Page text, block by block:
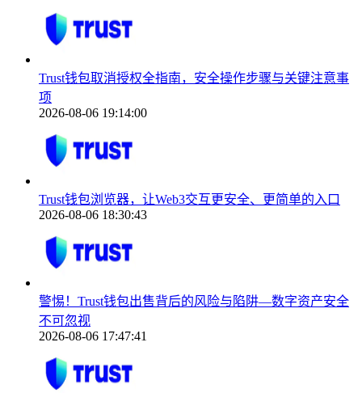
Trust钱包取消授权全指南，安全操作步骤与关键注意事
项
2026-08-06 19:14:00
Trust钱包浏览器，让Web3交互更安全、更简单的入口
2026-08-06 18:30:43
警惕！Trust钱包出售背后的风险与陷阱—数字资产安全
不可忽视
2026-08-06 17:47:41